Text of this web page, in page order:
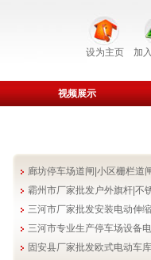
设为主页
加
视频展示
廊坊停车场道闸|小区栅栏道
霸州市厂家批发户外旗杆|不
三河市厂家批发安装电动伸
三河市专业生产停车场设备
固安县厂家批发欧式电动车